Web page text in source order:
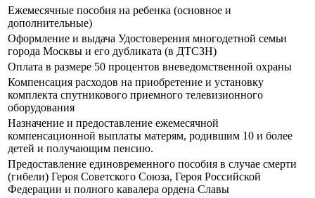
Ежемесячные пособия на ребенка (основное и
дополнительные)
Оформление и выдача Удостоверения многодетной семьи
города Москвы и его дубликата (в ДТСЗН)
Оплата в размере 50 процентов вневедомственной охраны
Компенсация расходов на приобретение и установку
комплекта спутникового приемного телевизионного
оборудования
Назначение и предоставление ежемесячной
компенсационной выплаты матерям, родившим 10 и более
детей и получающим пенсию.
Предоставление единовременного пособия в случае смерти
(гибели) Героя Советского Союза, Героя Российской
Федерации и полного кавалера ордена Славы